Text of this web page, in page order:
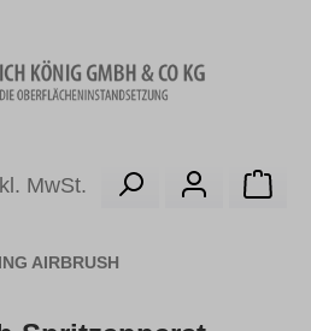
MwSt.
AIRBRUSH